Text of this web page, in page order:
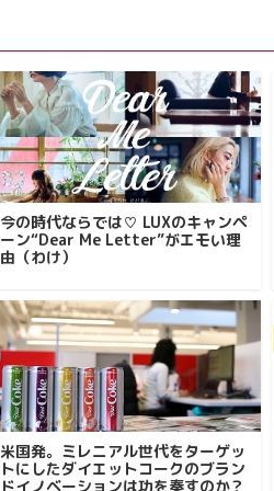
今の時代ならでは♡ LUXのキャンペ
ーン“Dear Me Letter”がエモい理
由（わけ）
米国発。ミレニアル世代をターゲッ
トにしたダイエットコークのブラン
ドイノベーションは功を奏すのか？